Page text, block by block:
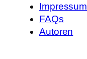
Impressum
FAQs
Autoren